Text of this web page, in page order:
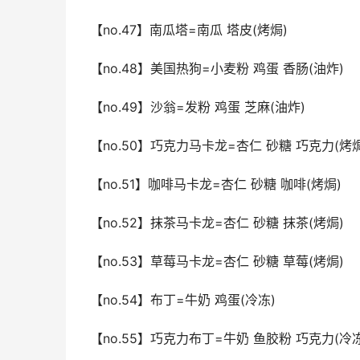
【no.47】南瓜塔=南瓜 塔皮(烤焗)
【no.48】美国热狗=小麦粉 鸡蛋 香肠(油炸)
【no.49】沙翁=发粉 鸡蛋 芝麻(油炸)
【no.50】巧克力马卡龙=杏仁 砂糖 巧克力(烤
【no.51】咖啡马卡龙=杏仁 砂糖 咖啡(烤焗)
【no.52】抹茶马卡龙=杏仁 砂糖 抹茶(烤焗)
【no.53】草莓马卡龙=杏仁 砂糖 草莓(烤焗)
【no.54】布丁=牛奶 鸡蛋(冷冻)
【no.55】巧克力布丁=牛奶 鱼胶粉 巧克力(冷